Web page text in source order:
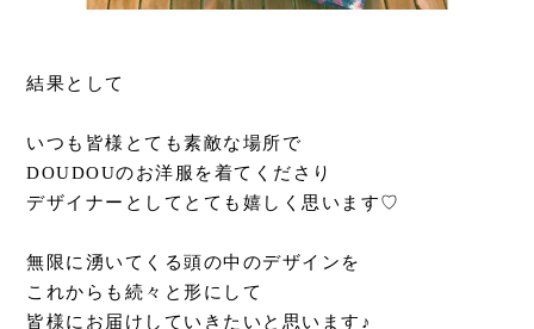
結果として
いつも皆様とても素敵な場所で
DOUDOUのお洋服を着てくださり
デザイナーとしてとても嬉しく思います♡
無限に湧いてくる頭の中のデザインを
これからも続々と形にして
皆様にお届けしていきたいと思います♪